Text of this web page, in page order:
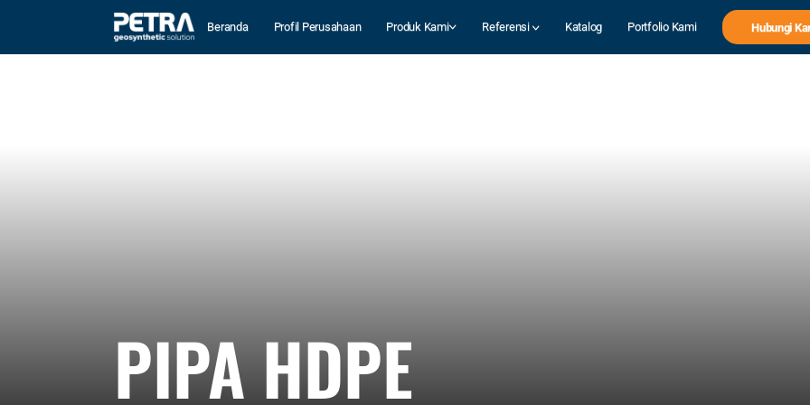
Beranda Profil Perusahaan Produk Kami Referensi Katalog Portfolio Kami Hubungi
PIPA HDPE